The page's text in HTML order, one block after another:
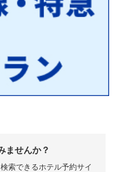
ませんか？
索できるホテル予約サイ